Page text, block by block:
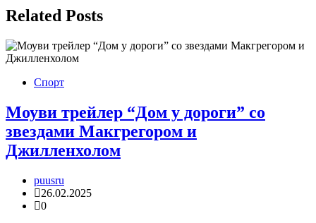
Related Posts
Спорт
Моуви трейлер “Дом у дороги” со
звездами Макгрегором и
Джилленхолом
puusru
26.02.2025
0